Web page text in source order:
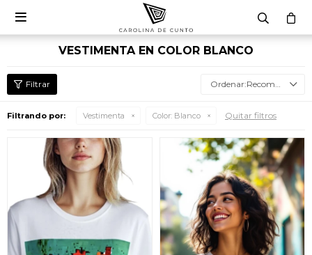

VESTIMENTA EN COLOR BLANCO
Recomendados
Filtrando por: Vestimenta Color: Blanco Quitar filtros